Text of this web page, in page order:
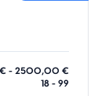
- 2500,00 €
18 - 99